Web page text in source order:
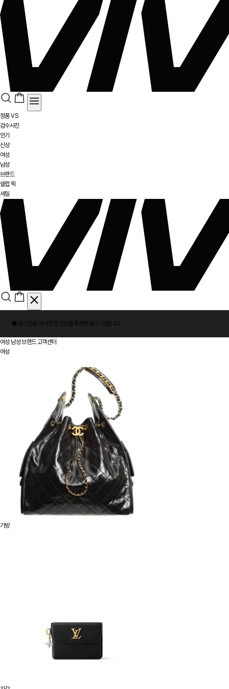
정품 VS
검수사진
인기
신상
여성
남성
브랜드
셀럽 픽
세일
그
인
● 로그인을 하시면 포인트 를 확인하실 수 있습니다.
여성 남성 브랜드 고객센터
여성
가방